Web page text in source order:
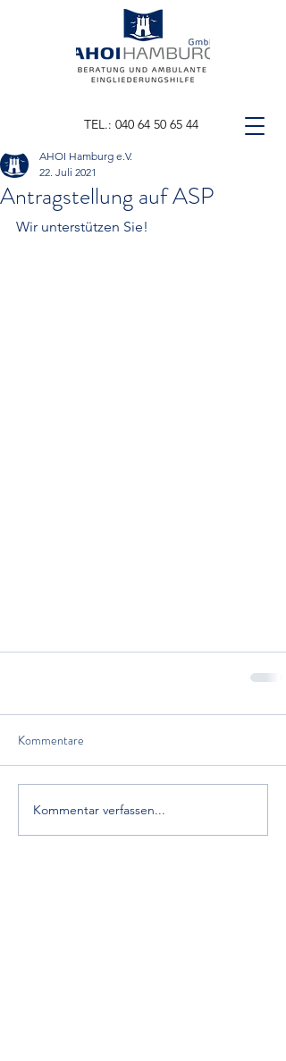
TEL.: 040 64 50 65 44
Antragstellung auf ASP
AHOI Hamburg e.V.
22. Juli 2021
Wir unterstützen Sie!
Kommentare
Kommentar verfassen...